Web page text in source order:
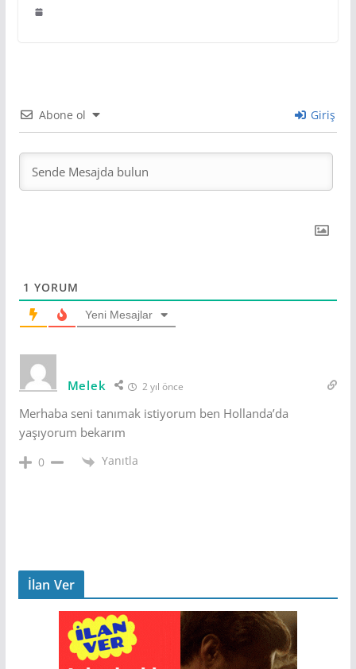
Abone ol Giriş
1 YORUM
Yeni Mesajlar
Melek 2 yıl önce
Merhaba seni tanımak istiyorum ben Hollanda’da
yaşıyorum bekarım
0 Yanıtla
İlan Ver